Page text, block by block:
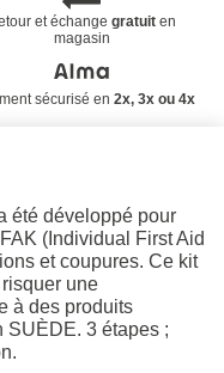
et échangegratuit en
magasin
sécurisé en 2x, 3x ou 4x
été développé pour
(Individual First Aid
et coupures. Ce kit
une
à des produits
SUÈDE. 3 étapes ;